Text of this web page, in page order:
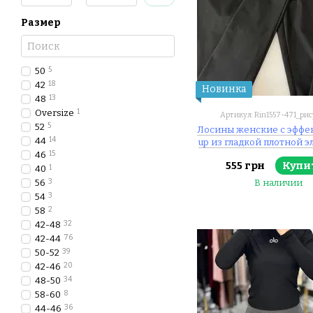
Новинка
Артикул: Rin1557-
Лосины женские с
up из гладкой плотной
ткани XXS-XS, S-M, L-
"MATRESHKA" недорого
поставщика
555 грн
В наличии
Размер
50 5
42 18
48 13
Oversize 1
52 5
44 14
46 15
40 1
56 3
54 3
58 2
42-48 32
42-44 76
50-52 39
42-46 20
48-50 34
58-60 8
44-46 36